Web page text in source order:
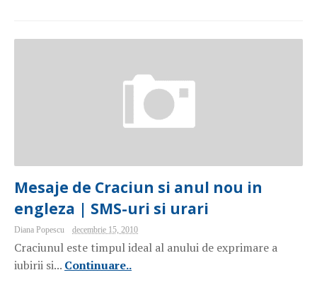
Mesaje de Craciun si anul nou in
engleza | SMS-uri si urari
Diana Popescu decembrie 15, 2010
Craciunul este timpul ideal al anului de exprimare a
iubirii si... Continuare..